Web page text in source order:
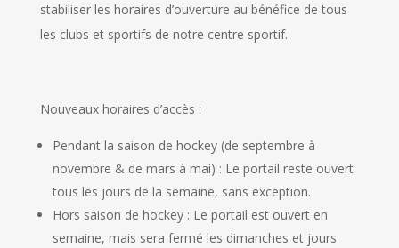
stabiliser les horaires d’ouverture au bénéfice de tous
les clubs et sportifs de notre centre sportif.
Nouveaux horaires d’accès :
Pendant la saison de hockey (de septembre à
novembre & de mars à mai) : Le portail reste ouvert
tous les jours de la semaine, sans exception.
Hors saison de hockey : Le portail est ouvert en
semaine, mais sera fermé les dimanches et jours